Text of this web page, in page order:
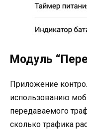
Модуль
Приложение
использованию
передаваемого
сколько трафика